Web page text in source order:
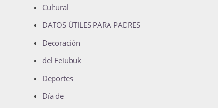
Cultural
DATOS ÚTILES PARA PADRES
Decoración
del Feiubuk
Deportes
Día de